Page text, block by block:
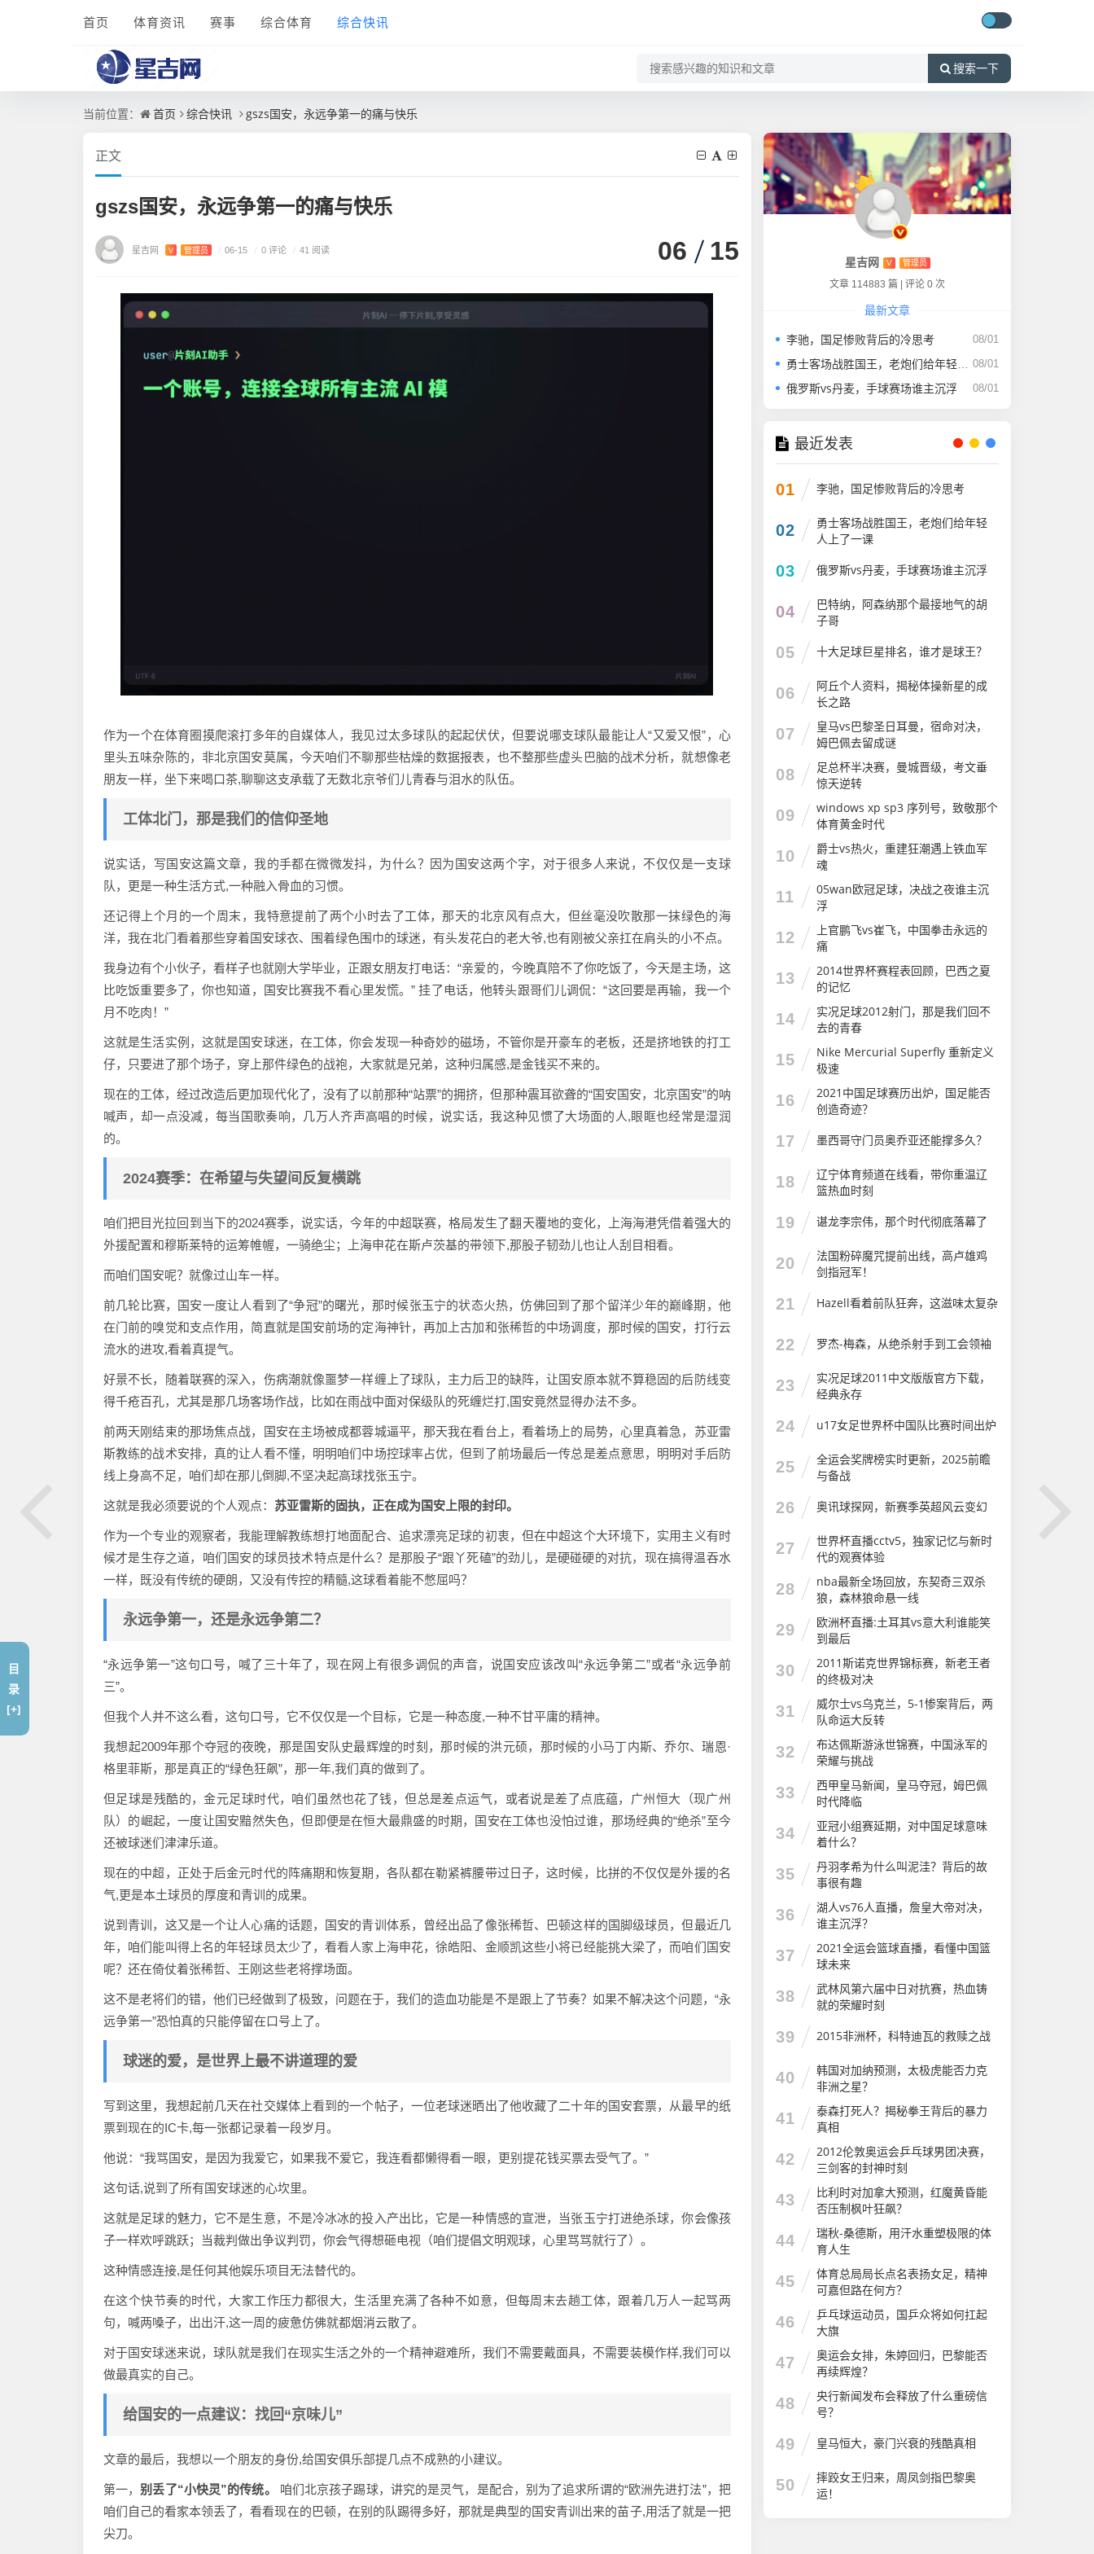
首页 体育资讯 赛事 综合体育 综合快讯
搜索一下
当前位置： 首页 综合快讯 gszs国安，永远争第一的痛与快乐
正文
gszs国安，永远争第一的痛与快乐
星吉网 V 管理员 / 06-15 / 0 评论 / 41 阅读 06 15
作为一个在体育圈摸爬滚打多年的自媒体人，我见过太多球队的起起伏伏，但要说哪支球队最能让人“又爱又恨”，心
里头五味杂陈的，非北京国安莫属，今天咱们不聊那些枯燥的数据报表，也不整那些虚头巴脑的战术分析，就想像老
朋友一样，坐下来喝口茶,聊聊这支承载了无数北京爷们儿青春与泪水的队伍。
工体北门，那是我们的信仰圣地
说实话，写国安这篇文章，我的手都在微微发抖，为什么？因为国安这两个字，对于很多人来说，不仅仅是一支球
队，更是一种生活方式,一种融入骨血的习惯。
还记得上个月的一个周末，我特意提前了两个小时去了工体，那天的北京风有点大，但丝毫没吹散那一抹绿色的海
洋，我在北门看着那些穿着国安球衣、围着绿色围巾的球迷，有头发花白的老大爷,也有刚被父亲扛在肩头的小不点。
我身边有个小伙子，看样子也就刚大学毕业，正跟女朋友打电话：“亲爱的，今晚真陪不了你吃饭了，今天是主场，这
比吃饭重要多了，你也知道，国安比赛我不看心里发慌。” 挂了电话，他转头跟哥们儿调侃：“这回要是再输，我一个
月不吃肉！”
这就是生活实例，这就是国安球迷，在工体，你会发现一种奇妙的磁场，不管你是开豪车的老板，还是挤地铁的打工
仔，只要进了那个场子，穿上那件绿色的战袍，大家就是兄弟，这种归属感,是金钱买不来的。
现在的工体，经过改造后更加现代化了，没有了以前那种“站票”的拥挤，但那种震耳欲聋的“国安国安，北京国安”的呐
喊声，却一点没减，每当国歌奏响，几万人齐声高唱的时候，说实话，我这种见惯了大场面的人,眼眶也经常是湿润
的。
2024赛季：在希望与失望间反复横跳
咱们把目光拉回到当下的2024赛季，说实话，今年的中超联赛，格局发生了翻天覆地的变化，上海海港凭借着强大的
外援配置和穆斯莱特的运筹帷幄，一骑绝尘；上海申花在斯卢茨基的带领下,那股子韧劲儿也让人刮目相看。
而咱们国安呢？就像过山车一样。
前几轮比赛，国安一度让人看到了“争冠”的曙光，那时候张玉宁的状态火热，仿佛回到了那个留洋少年的巅峰期，他
在门前的嗅觉和支点作用，简直就是国安前场的定海神针，再加上古加和张稀哲的中场调度，那时候的国安，打行云
流水的进攻,看着真提气。
好景不长，随着联赛的深入，伤病潮就像噩梦一样缠上了球队，主力后卫的缺阵，让国安原本就不算稳固的后防线变
得千疮百孔，尤其是那几场客场作战，比如在雨战中面对保级队的死缠烂打,国安竟然显得办法不多。
前两天刚结束的那场焦点战，国安在主场被成都蓉城逼平，那天我在看台上，看着场上的局势，心里真着急，苏亚雷
斯教练的战术安排，真的让人看不懂，明明咱们中场控球率占优，但到了前场最后一传总是差点意思，明明对手后防
线上身高不足，咱们却在那儿倒脚,不坚决起高球找张玉宁。
这就是我必须要说的个人观点： 苏亚雷斯的固执，正在成为国安上限的封印。
作为一个专业的观察者，我能理解教练想打地面配合、追求漂亮足球的初衷，但在中超这个大环境下，实用主义有时
候才是生存之道，咱们国安的球员技术特点是什么？是那股子“跟丫死磕”的劲儿，是硬碰硬的对抗，现在搞得温吞水
一样，既没有传统的硬朗，又没有传控的精髓,这球看着能不憋屈吗？
永远争第一，还是永远争第二？
“永远争第一”这句口号，喊了三十年了，现在网上有很多调侃的声音，说国安应该改叫“永远争第二”或者“永远争前
三”。
但我个人并不这么看，这句口号，它不仅仅是一个目标，它是一种态度,一种不甘平庸的精神。
我想起2009年那个夺冠的夜晚，那是国安队史最辉煌的时刻，那时候的洪元硕，那时候的小马丁内斯、乔尔、瑞恩·
格里菲斯，那是真正的“绿色狂飙”，那一年,我们真的做到了。
但足球是残酷的，金元足球时代，咱们虽然也花了钱，但总是差点运气，或者说是差了点底蕴，广州恒大（现广州
队）的崛起，一度让国安黯然失色，但即便是在恒大最鼎盛的时期，国安在工体也没怕过谁，那场经典的“绝杀”至今
还被球迷们津津乐道。
现在的中超，正处于后金元时代的阵痛期和恢复期，各队都在勒紧裤腰带过日子，这时候，比拼的不仅仅是外援的名
气,更是本土球员的厚度和青训的成果。
说到青训，这又是一个让人心痛的话题，国安的青训体系，曾经出品了像张稀哲、巴顿这样的国脚级球员，但最近几
年，咱们能叫得上名的年轻球员太少了，看看人家上海申花，徐皓阳、金顺凯这些小将已经能挑大梁了，而咱们国安
呢？还在倚仗着张稀哲、王刚这些老将撑场面。
这不是老将们的错，他们已经做到了极致，问题在于，我们的造血功能是不是跟上了节奏？如果不解决这个问题，“永
远争第一”恐怕真的只能停留在口号上了。
球迷的爱，是世界上最不讲道理的爱
写到这里，我想起前几天在社交媒体上看到的一个帖子，一位老球迷晒出了他收藏了二十年的国安套票，从最早的纸
票到现在的IC卡,每一张都记录着一段岁月。
他说：“我骂国安，是因为我爱它，如果我不爱它，我连看都懒得看一眼，更别提花钱买票去受气了。”
这句话,说到了所有国安球迷的心坎里。
这就是足球的魅力，它不是生意，不是冷冰冰的投入产出比，它是一种情感的宣泄，当张玉宁打进绝杀球，你会像孩
子一样欢呼跳跃；当裁判做出争议判罚，你会气得想砸电视（咱们提倡文明观球，心里骂骂就行了）。
这种情感连接,是任何其他娱乐项目无法替代的。
在这个快节奏的时代，大家工作压力都很大，生活里充满了各种不如意，但每周末去趟工体，跟着几万人一起骂两
句，喊两嗓子，出出汗,这一周的疲惫仿佛就都烟消云散了。
对于国安球迷来说，球队就是我们在现实生活之外的一个精神避难所，我们不需要戴面具，不需要装模作样,我们可以
做最真实的自己。
给国安的一点建议：找回“京味儿”
文章的最后，我想以一个朋友的身份,给国安俱乐部提几点不成熟的小建议。
第一，别丢了“小快灵”的传统。
咱们北京孩子踢球，讲究的是灵气，是配合，别为了追求所谓的“欧洲先进打法”，把
咱们自己的看家本领丢了，看看现在的巴顿，在别的队踢得多好，那就是典型的国安青训出来的苗子,用活了就是一把
尖刀。
星吉网 V 管理员
文章 114883 篇 评论 0 次
最新文章
08/01
李驰，国足惨败背后的冷思考
08/01
勇士客场战胜国王，老炮们给年轻人上了一课
08/01
俄罗斯vs丹麦，手球赛场谁主沉浮
最近发表
01 李驰，国足惨败背后的冷思考
02
勇士客场战胜国王，老炮们给年轻
人上了一课
03 俄罗斯vs丹麦，手球赛场谁主沉浮
04
巴特纳，阿森纳那个最接地气的胡
子哥
05 十大足球巨星排名，谁才是球王？
06
阿丘个人资料，揭秘体操新星的成
长之路
07
皇马vs巴黎圣日耳曼，宿命对决，
姆巴佩去留成谜
08
足总杯半决赛，曼城晋级，考文垂
惊天逆转
09
windows xp sp3 序列号，致敬那个
体育黄金时代
10
爵士vs热火，重建狂潮遇上铁血军
魂
11
05wan欧冠足球，决战之夜谁主沉
浮
12
上官鹏飞vs崔飞，中国拳击永远的
痛
13
2014世界杯赛程表回顾，巴西之夏
的记忆
14
实况足球2012射门，那是我们回不
去的青春
15
Nike Mercurial Superfly 重新定义
极速
16
2021中国足球赛历出炉，国足能否
创造奇迹？
17 墨西哥守门员奥乔亚还能撑多久？
18
辽宁体育频道在线看，带你重温辽
篮热血时刻
19 谌龙李宗伟，那个时代彻底落幕了
20
法国粉碎魔咒提前出线，高卢雄鸡
剑指冠军！
21 Hazell看着前队狂奔，这滋味太复杂
22 罗杰-梅森，从绝杀射手到工会领袖
23
实况足球2011中文版版官方下载，
经典永存
24 u17女足世界杯中国队比赛时间出炉
25
全运会奖牌榜实时更新，2025前瞻
与备战
26 奥讯球探网，新赛季英超风云变幻
27
世界杯直播cctv5，独家记忆与新时
代的观赛体验
28
nba最新全场回放，东契奇三双杀
狼，森林狼命悬一线
29
欧洲杯直播:土耳其vs意大利谁能笑
到最后
30
2011斯诺克世界锦标赛，新老王者
的终极对决
31
威尔士vs乌克兰，5-1惨案背后，两
队命运大反转
32
布达佩斯游泳世锦赛，中国泳军的
荣耀与挑战
33
西甲皇马新闻，皇马夺冠，姆巴佩
时代降临
34
亚冠小组赛延期，对中国足球意味
着什么？
35
丹羽孝希为什么叫泥洼？背后的故
事很有趣
36
湖人vs76人直播，詹皇大帝对决，
谁主沉浮？
37
2021全运会篮球直播，看懂中国篮
球未来
38
武林风第六届中日对抗赛，热血铸
就的荣耀时刻
39 2015非洲杯，科特迪瓦的救赎之战
40
韩国对加纳预测，太极虎能否力克
非洲之星？
41
泰森打死人？揭秘拳王背后的暴力
真相
42
2012伦敦奥运会乒乓球男团决赛，
三剑客的封神时刻
43
比利时对加拿大预测，红魔黄昏能
否压制枫叶狂飙？
44
瑞秋-桑德斯，用汗水重塑极限的体
育人生
45
体育总局局长点名表扬女足，精神
可嘉但路在何方？
46
乒乓球运动员，国乒众将如何扛起
大旗
47
奥运会女排，朱婷回归，巴黎能否
再续辉煌？
48
央行新闻发布会释放了什么重磅信
号？
49 皇马恒大，豪门兴衰的残酷真相
50
摔跤女王归来，周凤剑指巴黎奥
运！
目
录
[+]